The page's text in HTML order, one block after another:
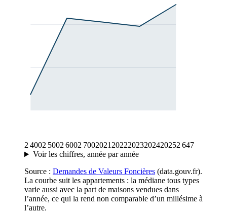
2 4002 5002 6002 7002021 20222023202420252 647
Voir les chiffres, année par année
Source : Demandes de Valeurs Foncières (data.gouv.fr).
La courbe suit les appartements : la médiane tous types
varie aussi avec la part de maisons vendues dans
l’année, ce qui la rend non comparable d’un millésime à
l’autre.